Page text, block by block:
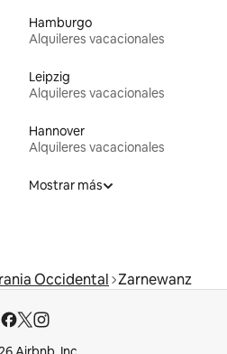
Hamburgo
Alquileres vacacionales
Leipzig
Alquileres vacacionales
Hannover
Alquileres vacacionales
Mostrar más
Occidental Zarnewanz